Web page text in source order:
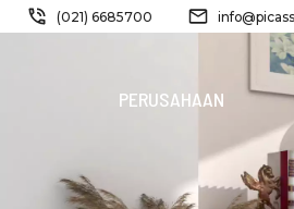
(021) 6685700
PERUSAHAAN
PRODUK